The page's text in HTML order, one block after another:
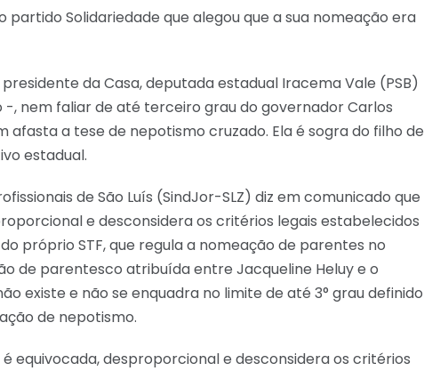
partido Solidariedade que alegou que a sua nomeação era
da Casa, deputada estadual Iracema Vale (PSB)
-, nem faliar de até terceiro grau do governador Carlos
afasta a tese de nepotismo cruzado. Ela é sogra do filho de
estadual.
de São Luís (SindJor-SLZ) diz em comunicado que
e desconsidera os critérios legais estabelecidos
próprio STF, que regula a nomeação de parentes no
de parentesco atribuída entre Jacqueline Heluy e o
existe e não se enquadra no limite de até 3° grau definido
de nepotismo.
equivocada, desproporcional e desconsidera os critérios